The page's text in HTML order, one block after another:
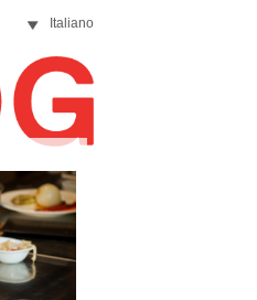
Italiano